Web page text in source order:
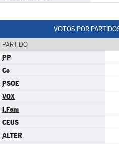
VOTOS POR
PARTIDO
PP
Cs
PSOE
VOX
I.Fem
CEUS
ALTER